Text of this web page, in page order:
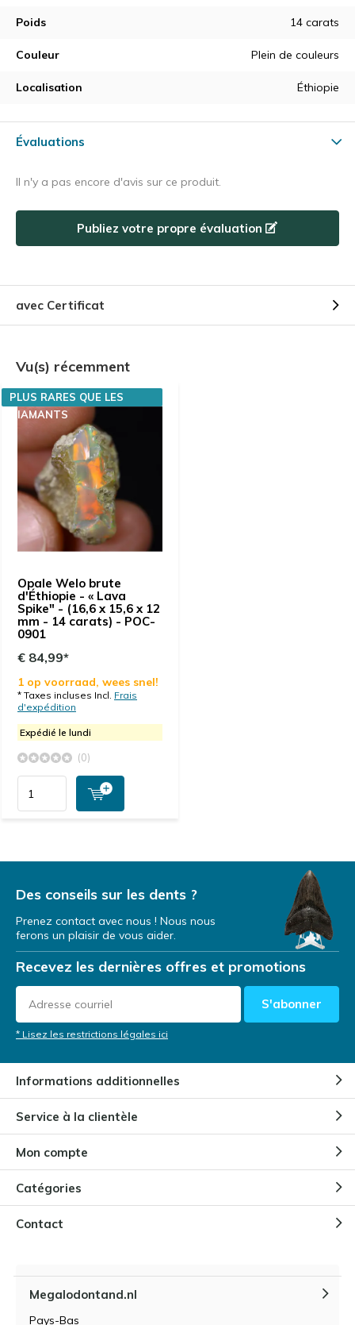
Poids 14 carats
Couleur Plein de couleurs
Localisation Éthiopie
Évaluations
Il n'y a pas encore d'avis sur ce produit.
Publiez votre propre évaluation
avec Certificat
Vu(s) récemment
Opale Welo brute
d'Éthiopie - « Lava
Spike" - (16,6 x 15,6 x 12
mm - 14 carats) - POC-
0901
PLUS RARES QUE LES
DIAMANTS
€ 84,99*
1 op voorraad, wees snel!
* Taxes incluses Incl. Frais
d'expédition
Expédié le lundi
(0)
Des conseils sur les dents ?
Prenez contact avec nous ! Nous nous
ferons un plaisir de vous aider.
Recevez les dernières offres et promotions
S'abonner
* Lisez les restrictions légales ici
Informations additionnelles
Service à la clientèle
Mon compte
Catégories
Contact
Megalodontand.nl
Pays-Bas